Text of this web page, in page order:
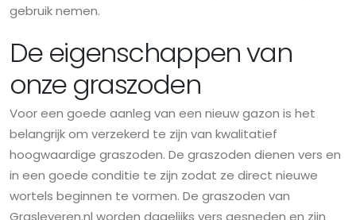
gebruik nemen.
De eigenschappen van
onze graszoden
Voor een goede aanleg van een nieuw gazon is het
belangrijk om verzekerd te zijn van kwalitatief
hoogwaardige graszoden. De graszoden dienen vers en
in een goede conditie te zijn zodat ze direct nieuwe
wortels beginnen te vormen. De graszoden van